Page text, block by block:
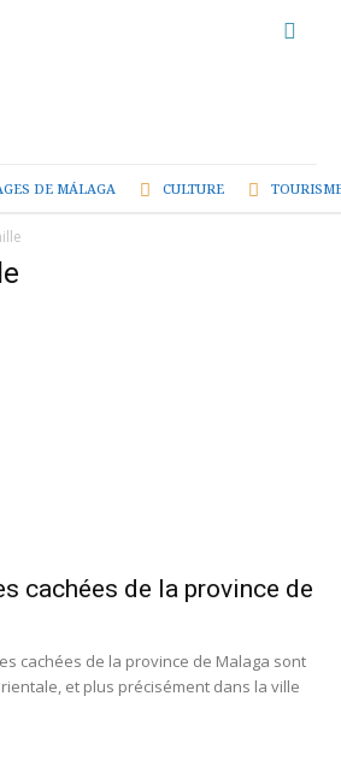
DE MÁLAGA CULTURE
cachées de la province de
cachées de la province de Malaga sont
et plus précisément dans la ville